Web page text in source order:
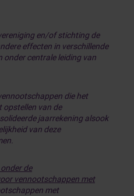
en/of stichting de
effecten in verschillende
centrale leiding van
die het
opstellen van de
jaarrekening alsook
van deze
de
vennootschappen met
met